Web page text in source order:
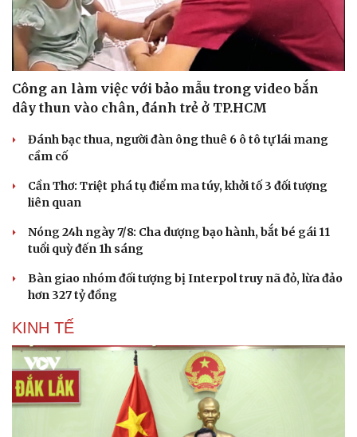
Tư vấn
Săn Tour
check-in
Câu chuyện thời sự
Cửa sổ tình yêu
Kể chuyện cho bé
Công an làm việc với bảo mẫu trong video bắn
dây thun vào chân, đánh trẻ ở TP.HCM
Đánh bạc thua, người đàn ông thuê 6 ô tô tự lái mang
cầm cố
Cần Thơ: Triệt phá tụ điểm ma túy, khởi tố 3 đối tượng
liên quan
Nóng 24h ngày 7/8: Cha dượng bạo hành, bắt bé gái 11
tuổi quỳ đến 1h sáng
Bàn giao nhóm đối tượng bị Interpol truy nã đỏ, lừa đảo
hơn 327 tỷ đồng
KINH TẾ